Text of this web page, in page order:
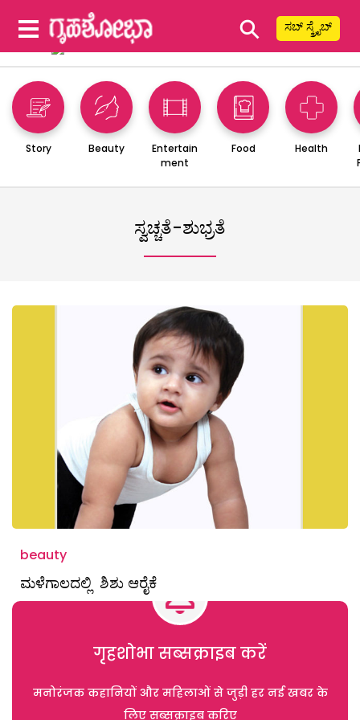
⚲ ಸಬ್ ಸ್ಕ್ರೈಬ್
Story Beauty
Entertain
ment
Food Health
ಸ್ವಚ್ಚತೆ-ಶುಭ್ರತೆ
beauty
ಮಳೆಗಾಲದಲ್ಲಿ ಶಿಶು ಆರೈಕೆ
गृहशोभा सब्सक्राइब करें
मनोरंजक कहानियों और महिलाओं से जुड़ी हर नई खबर के
लिए सब्सक्राइब करिए